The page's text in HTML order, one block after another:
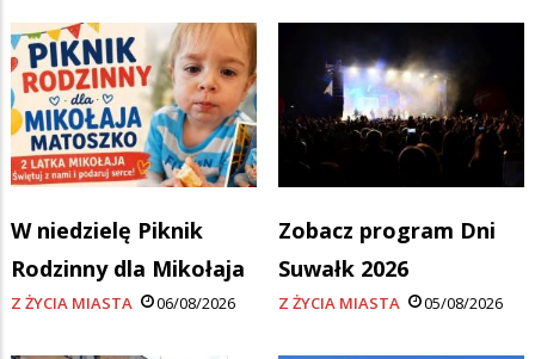
W niedzielę Piknik
Rodzinny dla Mikołaja
Z ŻYCIA MIASTA 06/08/2026
Zobacz program Dni
Suwałk 2026
Z ŻYCIA MIASTA 05/08/2026